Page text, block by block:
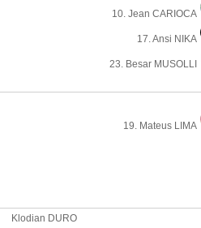
10. Jean CARIOCA
17. Ansi NIKA
23. Besar MUSOLLI
19. Mateus LIMA
Klodian DURO